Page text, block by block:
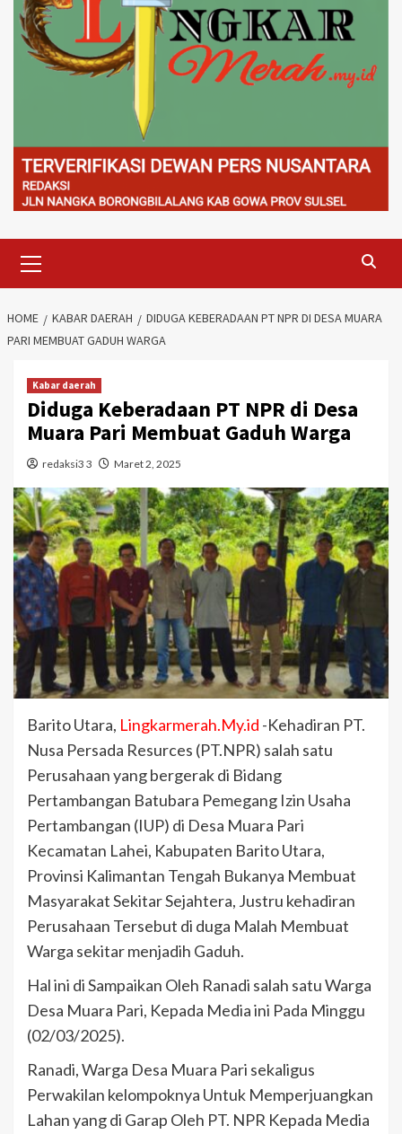
Menu
HOME KABAR DAERAH
DIDUGA KEBERADAAN PT NPR DI DESA MUARA
PARI MEMBUAT GADUH WARGA
Kabar daerah
Diduga Keberadaan PT NPR di Desa
Muara Pari Membuat Gaduh Warga
redaksi3 3 Maret 2, 2025
Barito Utara, Lingkarmerah.My.id -Kehadiran PT.
Nusa Persada Resurces (PT.NPR) salah satu
Perusahaan yang bergerak di Bidang
Pertambangan Batubara Pemegang Izin Usaha
Pertambangan (IUP) di Desa Muara Pari
Kecamatan Lahei, Kabupaten Barito Utara,
Provinsi Kalimantan Tengah Bukanya Membuat
Masyarakat Sekitar Sejahtera, Justru kehadiran
Perusahaan Tersebut di duga Malah Membuat
Warga sekitar menjadih Gaduh.
Hal ini di Sampaikan Oleh Ranadi salah satu Warga
Desa Muara Pari, Kepada Media ini Pada Minggu
(02/03/2025).
Ranadi, Warga Desa Muara Pari sekaligus
Perwakilan kelompoknya Untuk Memperjuangkan
Lahan yang di Garap Oleh PT. NPR Kepada Media